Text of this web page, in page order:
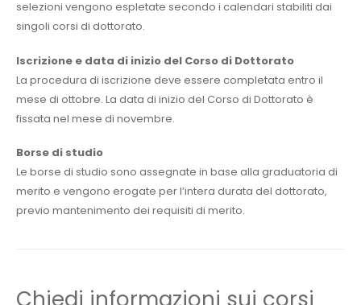
selezioni vengono espletate secondo i calendari stabiliti dai
singoli corsi di dottorato.
Iscrizione e data di inizio del Corso di Dottorato
La procedura di iscrizione deve essere completata entro il
mese di ottobre. La data di inizio del Corso di Dottorato è
fissata nel mese di novembre.
Borse di studio
Le borse di studio sono assegnate in base alla graduatoria di
merito e vengono erogate per l’intera durata del dottorato,
previo mantenimento dei requisiti di merito.